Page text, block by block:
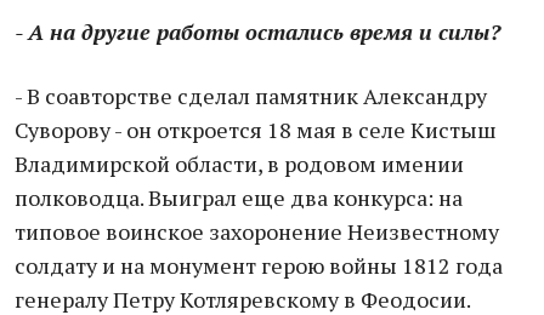
- А на другие работы остались время и силы?
- В соавторстве сделал памятник Александру
Суворову - он откроется 18 мая в селе Кистыш
Владимирской области, в родовом имении
полководца. Выиграл еще два конкурса: на
типовое воинское захоронение Неизвестному
солдату и на монумент герою войны 1812 года
генералу Петру Котляревскому в Феодосии.